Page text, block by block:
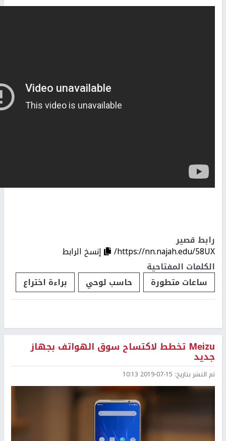
رابط قصير
https://nn.najah.edu/58UX/
إنسخ الرابط
الكلمات المفتاحية
ساعات متطورة
حاسب لوحي براءة اختراع
Mеizu تخطط لاكتساح سوق الهواتف بجهاز
جديد
تم النشر بتاريخ: 2019-07-15 10:13